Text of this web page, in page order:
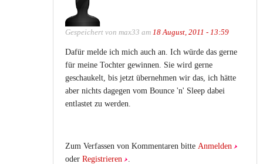
Gespeichert von max33 am 18 August, 2011 - 13:59
Dafür melde ich mich auch an. Ich würde das gerne
für meine Tochter gewinnen. Sie wird gerne
geschaukelt, bis jetzt übernehmen wir das, ich hätte
aber nichts dagegen vom Bounce 'n' Sleep dabei
entlastet zu werden.
Zum Verfassen von Kommentaren bitte Anmelden
oder Registrieren